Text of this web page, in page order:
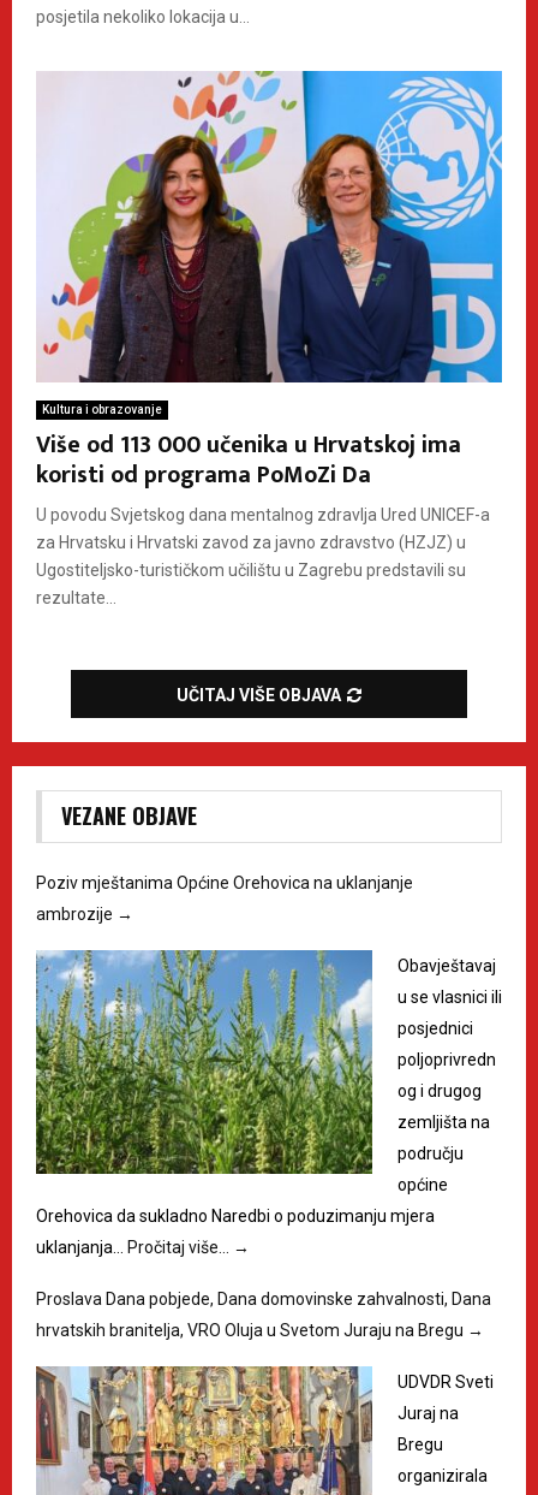
posjetila nekoliko lokacija u...
Kultura i obrazovanje
Više od 113 000 učenika u Hrvatskoj ima
koristi od programa PoMoZi Da
U povodu Svjetskog dana mentalnog zdravlja Ured UNICEF-a
za Hrvatsku i Hrvatski zavod za javno zdravstvo (HZJZ) u
Ugostiteljsko-turističkom učilištu u Zagrebu predstavili su
rezultate...
UČITAJ VIŠE OBJAVA
VEZANE OBJAVE
Poziv mještanima Općine Orehovica na uklanjanje
ambrozije →
Obavještavaj
u se vlasnici ili
posjednici
poljoprivredn
og i drugog
zemljišta na
području
općine
Orehovica da sukladno Naredbi o poduzimanju mjera
uklanjanja… Pročitaj više… →
Proslava Dana pobjede, Dana domovinske zahvalnosti, Dana
hrvatskih branitelja, VRO Oluja u Svetom Juraju na Bregu →
UDVDR Sveti
Juraj na
Bregu
organizirala